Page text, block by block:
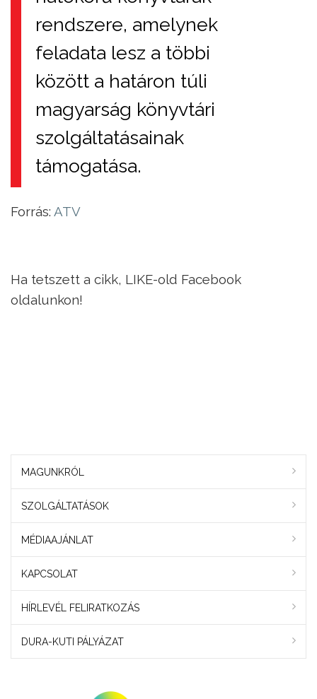
rendszere, amelynek
feladata lesz a többi
között a határon túli
magyarság könyvtári
szolgáltatásainak
támogatása.
Forrás: ATV
Ha tetszett a cikk, LIKE-old Facebook
oldalunkon!
MAGUNKRÓL
SZOLGÁLTATÁSOK
MÉDIAAJÁNLAT
KAPCSOLAT
HÍRLEVÉL FELIRATKOZÁS
DURA-KUTI PÁLYÁZAT